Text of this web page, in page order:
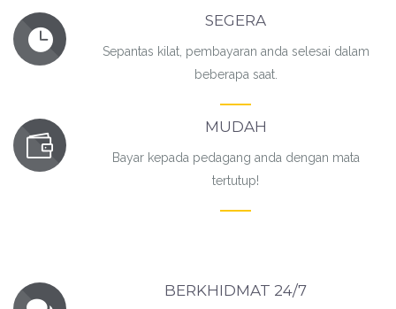
SEGERA
Sepantas kilat, pembayaran anda selesai dalam
beberapa saat.
MUDAH
Bayar kepada pedagang anda dengan mata
tertutup!
BERKHIDMAT 24/7